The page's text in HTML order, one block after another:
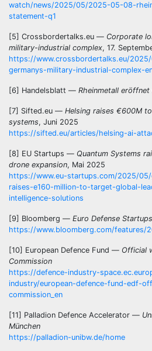
watch/news/2025/05/2025-05-08-
statement-q1
[5] Crossbordertalks.eu — Corporate
military-industrial complex, 17.
https://www.crossbordertalks.eu/
germanys-military-industrial-complex-
[6] Handelsblatt — Rheinmetall eröffnet
[7] Sifted.eu — Helsing raises €600M
systems, Juni 2025
https://sifted.eu/articles/helsing-ai-
[8] EU Startups — Quantum Systems
drone expansion, Mai 2025
https://www.eu-startups.com/2025/
raises-e160-million-to-target-global-
intelligence-solutions
[9] Bloomberg — Euro Defense Startups
https://www.bloomberg.com/features/
[10] European Defence Fund — Official
Commission
https://defence-industry-
industry/european-defence-fund-edf-
commission_en
[11] Palladion Defence Accelerator —
München
https://palladion-unibw.de/home